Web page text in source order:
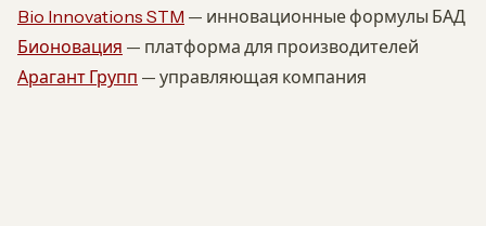
Bio Innovations STM — инновационные формулы БАД
Бионовация — платформа для производителей
Арагант Групп — управляющая компания